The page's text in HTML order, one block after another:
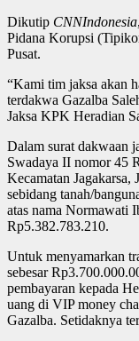
Dikutip CNNIndonesia
Pidana Korupsi
Pusat.
“Kami tim jaksa akan
terdakwa Gazalba
Jaksa KPK Heradian
Dalam surat dakwaan
Swadaya II nomor 45
Kecamatan Jagakarsa,
sebidang tanah/
atas nama Normawati
Rp5.382.783.210.
Untuk menyamarkan
sebesar
pembayaran kepada
uang di VIP money
Gazalba. Setidaknya